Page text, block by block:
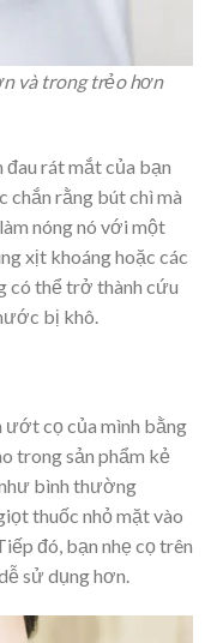
và trong trẻo hơn
đau rát mắt của bạn
chắn rằng bút chì mà
làm nóng nó với một
xịt khoáng hoặc các
có thể trở thành cứu
bị khô.
ướt cọ của mình bằng
trong sản phẩm kẻ
bình thường
thuốc nhỏ mặt vào
đó, bạn nhẹ cọ trên
sử dụng hơn.